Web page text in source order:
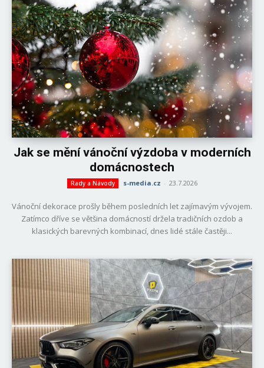
Jak se mění vánoční výzdoba v moderních
domácnostech
Rady a Návody s-media.cz - 23.7.2026
Vánoční dekorace prošly během posledních let zajímavým vývojem.
Zatímco dříve se většina domácností držela tradičních ozdob a
klasických barevných kombinací, dnes lidé stále častěji...